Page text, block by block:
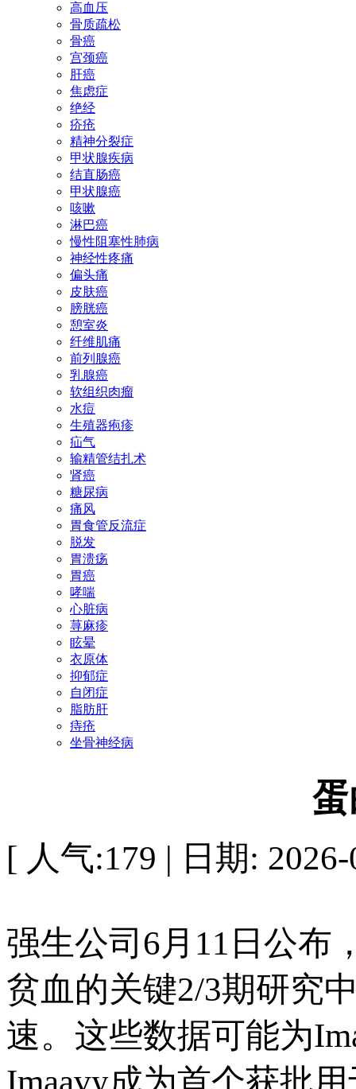
高血压
骨质疏松
骨癌
宫颈癌
肝癌
焦虑症
绝经
疥疮
精神分裂症
甲状腺疾病
结直肠癌
甲状腺癌
咳嗽
淋巴癌
慢性阻塞性肺病
神经性疼痛
偏头痛
皮肤癌
膀胱癌
憩室炎
纤维肌痛
前列腺癌
乳腺癌
软组织肉瘤
水痘
生殖器疱疹
疝气
输精管结扎术
肾癌
糖尿病
痛风
胃食管反流症
脱发
胃溃疡
胃癌
哮喘
心脏病
荨麻疹
眩晕
衣原体
抑郁症
自闭症
脂肪肝
痔疮
坐骨神经病
[ 人气:179 | 日期:
强生公司6月11日公布
贫血的关键2/3期研究
速。这些数据可能为
Imaavy成为首个获批